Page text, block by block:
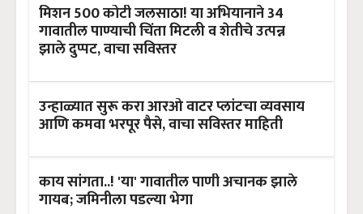
मिशन 500 कोटी जलसाठा! या अभियानाने 34
गावातील पाण्याची चिंता मिटली व शेतीचे उत्पन्न
झाले दुप्पट, वाचा सविस्तर
उन्हाळ्यात सुरू करा आरओ वाटर प्लांटचा व्यवसाय
आणि कमवा भरपूर पैसे, वाचा सविस्तर माहिती
काय सांगता..! 'या' गावातील पाणी अचानक झाले
गायब; जमिनीला पडल्या भेगा